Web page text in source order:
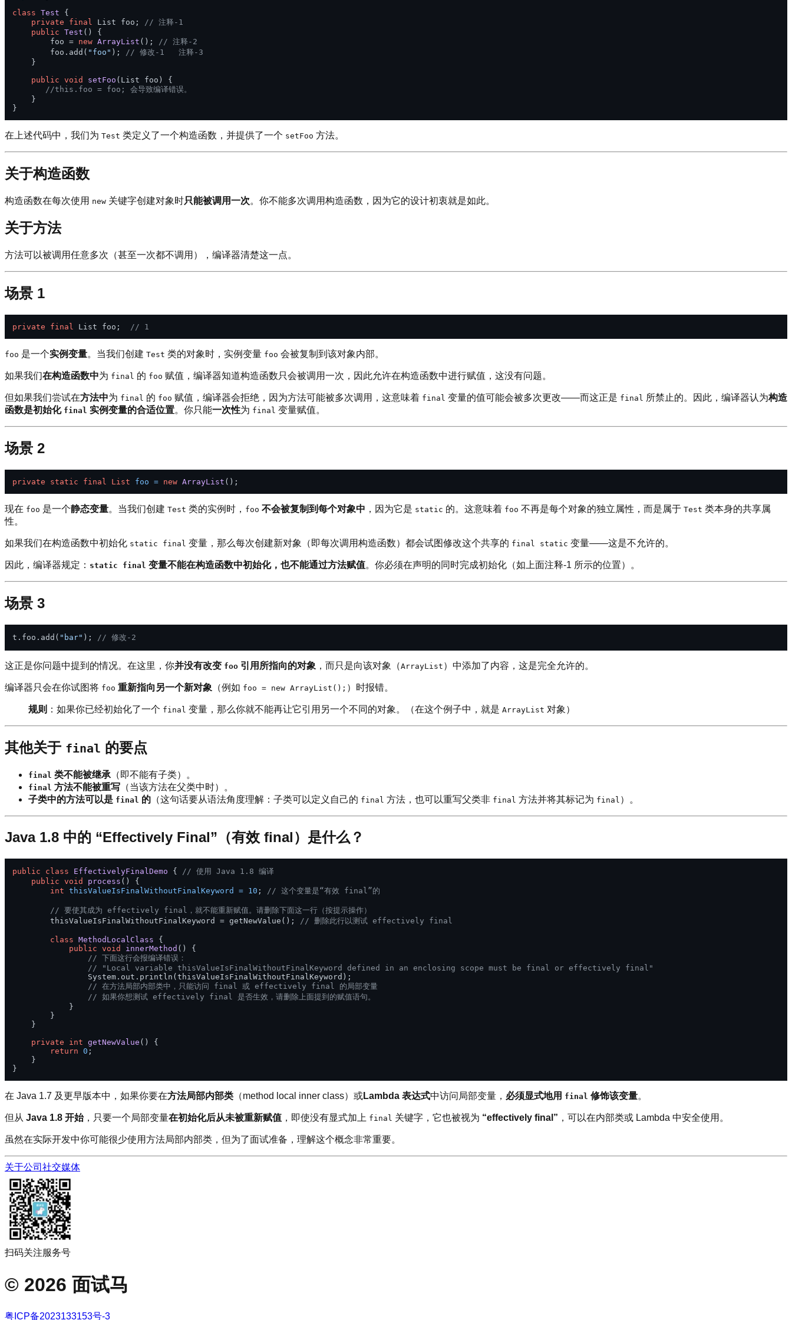
class Test {
private
final List foo;
// 注释-1
public Test ()
{
        foo =
new ArrayList ();
// 注释-2
        foo.add(
"foo" );
// 修改-1   注释-3
    }
public void setFoo (List foo)
{
//this.foo = foo; 会导致编译错误。
    }
在上述代码中，我们为 Test 类定义了一个构造函数，并提供了一个 setFoo 方法。
关于构造函数
构造函数在每次使用 new 关键字创建对象时只能被调用一次。你不能多次调用构造函数，因为它的设计初衷就是如此。
关于方法
方法可以被调用任意多次（甚至一次都不调用），编译器清楚这一点。
场景 1
private final List foo; // 1
foo 是一个实例变量。当我们创建 Test 类的对象时，实例变量 foo 会被复制到该对象内部。
如果我们在构造函数中为 final 的 foo 赋值，编译器知道构造函数只会被调用一次，因此允许在构造函数中进行赋值，这没有问题。
但如果我们尝试在方法中为 final 的 foo 赋值，编译器会拒绝，因为方法可能被多次调用，这意味着 final 变量的值可能会被多次更改——而这正是 final 所禁止的。因此，编译器认为构造
函数是初始化 final 实例变量的合适位置。你只能一次性为 final 变量赋值。
场景 2
private static final List foo = new ArrayList
现在 foo 是一个静态变量。当我们创建 Test 类的实例时， foo 不会被复制到每个对象中 ，因为它是 static 的。这意味着 foo 不再是每个对象的独立属性，而是属于 Test 类本身的共享属
性。
如果我们在构造函数中初始化 static final 变量，那么每次创建新对象（即每次调用构造函数）都会试图修改这个共享的 final static 变量——这是不允许的。
因此，编译器规定： static final 变量不能在构造函数中初始化，也不能通过方法赋值。你必须在声明的同时完成初始化（如上面注释-1 所示的位置）。
场景 3
t.foo.add( "bar" ); // 修改-2
这正是你问题中提到的情况。在这里，你并没有改变 foo 引用所指向的对象 ，而只是向该对象（ArrayList ）中添加了内容，这是完全允许的。
编译器只会在你试图将 foo 重新指向另一个新对象 （例如 foo = new ArrayList(); ）时报错。
规则 ：如果你已经初始化了一个 final 变量，那么你就不能再让它引用另一个不同的对象。（在这个例子中，就是 ArrayList 对象）
其他关于 final 的要点
final 类不能被继承 （即不能有子类）。
final 方法不能被重写 （当该方法在父类中时）。
子类中的方法可以是 final 的 （这句话要从语法角度理解：子类可以定义自己的 final 方法，也可以重写父类非 final 方法并将其标记为 final ）。
Java 1.8 中的 “Effectively Final”（有效 final）是什么？
public class EffectivelyFinalDemo { // 使用 Java 1.8 编译
public void process ()
{
int thisValueIsFinalWithoutFinalKeyword = 10 ; // 这个变量是“有效 final”的
// 要使其成为 effectively final，就不能重新赋值。请删除下面这一行（按提示操作）
        thisValueIsFinalWithoutFinalKeyword = getNewValue();
// 删除此行以测试 effectively final
class MethodLocalClass {
public void innerMethod ()
{
// 下面这行会报编译错误：
// "Local variable thisValueIsFinalWithoutFinalKeyword defined in an enclosing scope must be final or effectively final"
                System.out.println(thisValueIsFinalWithoutFinalKeyword);
// 在方法局部内部类中，只能访问 final 或 effectively final 的局部变量
// 如果你想测试 effectively final 是否生效，请删除上面提到的赋值语句。
            }
        }
    }
private
int getNewValue ()
{
return 0 ;
    }
在 Java 1.7 及更早版本中，如果你要在方法局部内部类 （method local inner class）或Lambda 表达式中访问局部变量， 必须显式地用 final 修饰该变量。
但从 Java 1.8 开始，只要一个局部变量在初始化后从未被重新赋值 ，即使没有显式加上 final 关键字，它也被视为 “effectively final” ，可以在内部类或 Lambda 中安全使用。
虽然在实际开发中你可能很少使用方法局部内部类，但为了面试准备，理解这个概念非常重要。
关于公司 社交媒体
扫码关注服务号
© 2026 面试马
粤ICP备2023133153号-3